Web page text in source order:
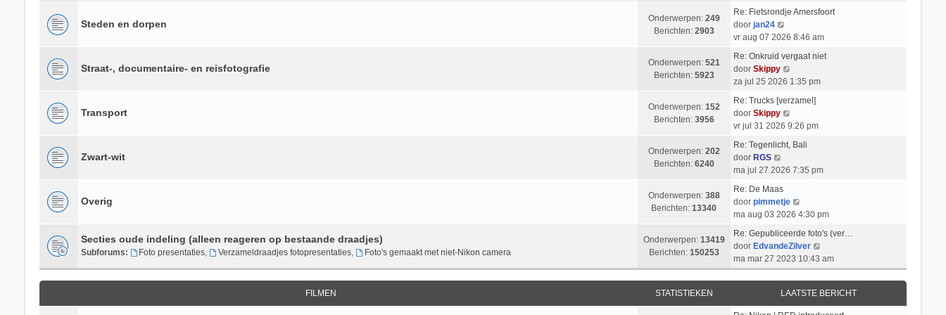
c
t
b
r
c
t
s
e
b
r
l
a
s
t
e
b
e
r
c
t
i
k
l
a
s
e
r
t
Steden en dorpen Onderwerpen: 249
Berichten: 2903
Re: Fietsrondje Amersfoort
door jan24
e
i
j
k
l
a
a
s
e
e
r
c
h
t
vr aug 07 2026 8:46 am
Straat-, documentaire- en reisfotografie Onderwerpen: 521
Berichten: 5923
Re: Onkruid vergaat niet
door Skippy
e
i
k
a
e
b
e
r
i
c
h
t
za jul 25 2026 1:35 pm
Transport Onderwerpen: 152
Berichten: 3956
Re: Trucks [verzamel]
door Skippy
e
k
a
a
s
t
e
e
vr jul 31 2026 9:26 pm
Zwart-wit Onderwerpen: 202
Berichten: 6240
Re: Tegenlicht, Bali
door RGS
e
i
j
k
l
a
a
t
s
t
e
ma jul 27 2026 7:35 pm
Overig Onderwerpen: 388
Berichten:13340
Re: De Maas
door pimmetje
e
i
j
k
a
ma aug 03 2026 4:30 pm
Secties oude indeling (alleen reageren op bestaande draadjes)
Subforums: Foto presentaties, Verzameldraadjes fotopresentaties, Foto's gemaakt met niet-Nikon camera
Onderwerpen: 13419
Berichten: 150253
Re: Gepubliceerde foto's (ver…
door EdvandeZilver
e
k
i
j
k
ma mar 27 2023 10:43 am
FILMEN STATISTIEKEN LAATSTE BERICHT